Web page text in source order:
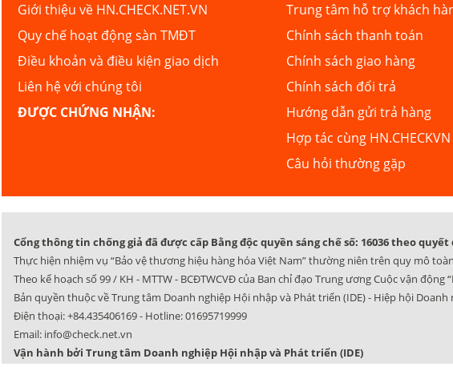
Giới thiệu về HN.CHECK.NET.VN
Quy chế hoạt động sàn TMĐT
Điều khoản và điều kiện giao dịch
Liên hệ với chúng tôi
ĐƯỢC CHỨNG NHẬN:
Trung tâm hỗ trợ khách
Chính sách thanh toán
Chính sách giao hàng
Chính sách đổi trả
Hướng dẫn gửi trả hàng
Hợp tác cùng HN.CHECKVN
Câu hỏi thường gặp
Cổng thông tin chống giả đã được cấp Bằng độc quyền sáng chế số: 16036 theo
Thực hiện nhiệm vụ “Bảo vệ thương hiệu hàng hóa Việt Nam” thường niên trên quy mô
Theo kế hoạch số 99 / KH - MTTW - BCĐTWCVĐ của Ban chỉ đạo Trung ương Cuộc vận
Bản quyền thuộc về Trung tâm Doanh nghiệp Hội nhập và Phát triển (IDE) - Hiệp hội
Điện thoại:+84.435406169- Hotline:01695719999
Email: info@check.net.vn
Vận hành bởi Trung tâm Doanh nghiệp Hội nhập và Phát triển (IDE)